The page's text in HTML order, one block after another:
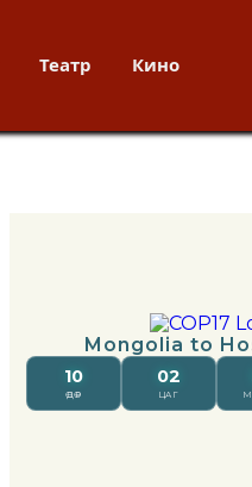
Театр Кино